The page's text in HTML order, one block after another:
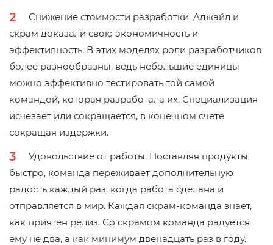
Снижение стоимости разработки. Aджайл и
скрам доказали свою экономичность и
эффективность. В этих моделях роли разработчиков
более разнообразны, ведь небольшие единицы
можно эффективно тестировать той самой
командой, которая разработала их. Специализация
исчезает или сокращается, в конечном счете
сокращая издержки.
Удовольствие от работы. Поставляя продукты
быстро, команда переживает дополнительную
радость каждый раз, когда работа сделана и
отправляется в мир. Каждая скрам-команда знает,
как приятен релиз. Со скрамом команда радуется
ему не два, а как минимум двенадцать раз в году.